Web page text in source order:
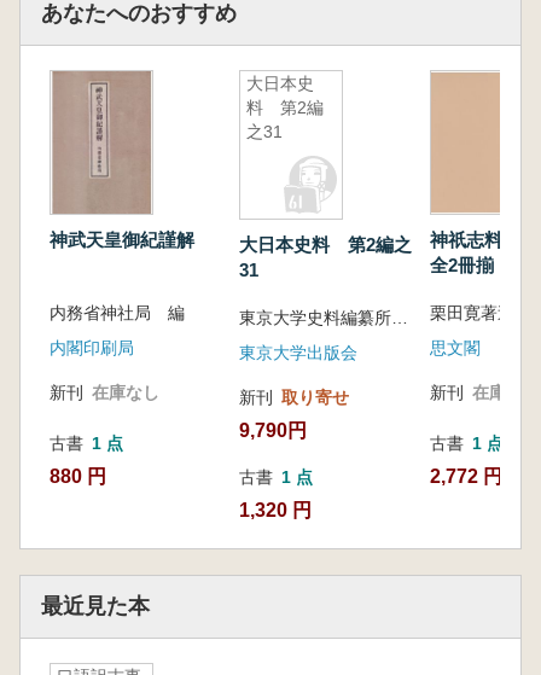
あなたへのおすすめ
神武天皇御紀謹解
内務省神社局 編
内閣印刷局
新刊 在庫なし
古書 1 点
880 円
大日本史
料 第2編
之31
大日本史料 第2編之
31
東京大学出版会
新刊 取り寄せ
9,790円
古書 1 点
1,320 円
神祇志料
全2冊揃 (復
思文閣
新刊 在庫なし
古書 1 点
2,772 円
最近見た本